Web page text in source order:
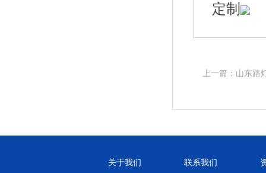
定制
上一篇：山东路
关于我们 联系我们